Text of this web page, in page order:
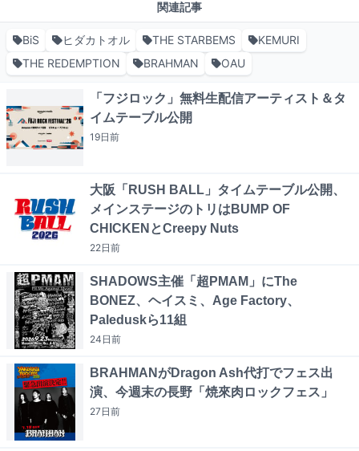
関連記事
BiS ヒダカトオル THE STARBEMS
KEMURI
THE REDEMPTION
BRAHMAN OAU
「フジロック」無料生配信アーティスト＆タ
イムテーブル公開
19日前
大阪「RUSH BALL」タイムテーブル公開、
メインステージのトリはBUMP OF
CHICKENとCreepy Nuts
22日前
SHADOWS主催「超PMAM」にThe
BONEZ、ヘイスミ、Age Factory、
Paleduskら11組
24日前
BRAHMANがDragon Ash代打でフェス出
演、今週末の長野「焼來肉ロックフェス」
27日前